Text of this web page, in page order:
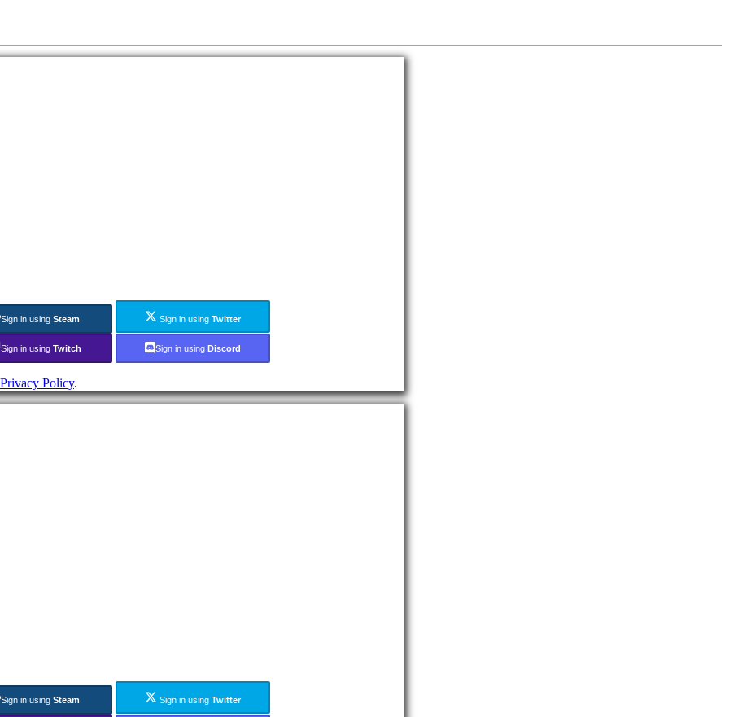
Sign in using Steam Sign in using Twitter
Sign in using Twitch Sign in using Discord
Privacy Policy.
Sign in using Steam Sign in using Twitter